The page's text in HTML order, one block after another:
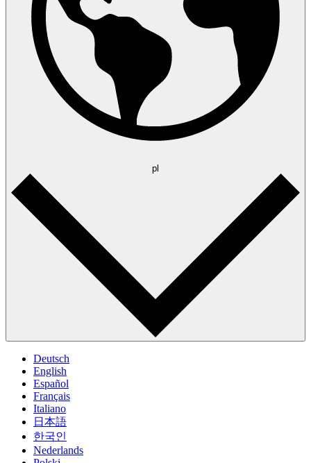
pl
Deutsch
English
Español
Français
Italiano
日本語
한국인
Nederlands